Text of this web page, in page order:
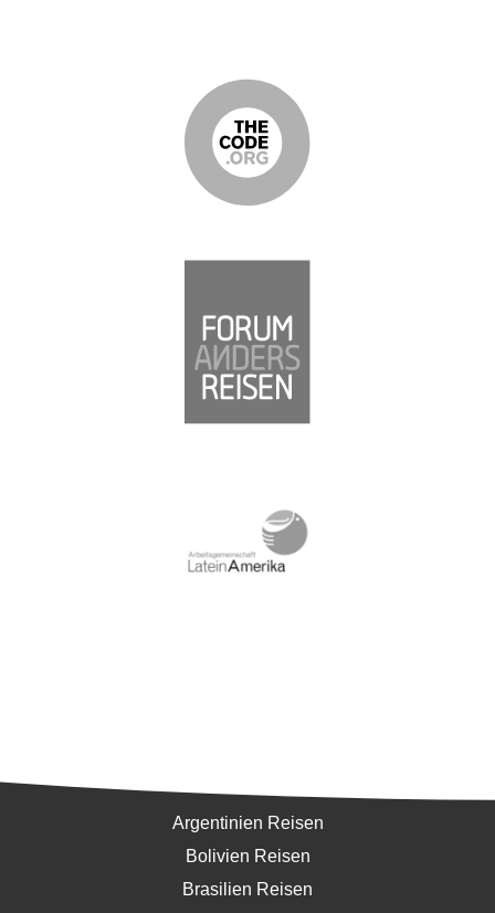
Argentinien Reisen
Bolivien Reisen
Brasilien Reisen